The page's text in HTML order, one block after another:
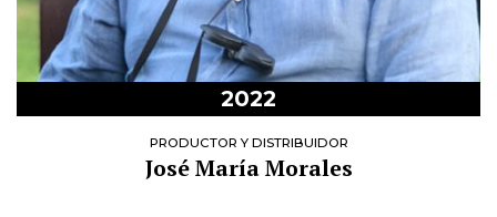
2022
PRODUCTOR Y DISTRIBUIDOR
José María Morales